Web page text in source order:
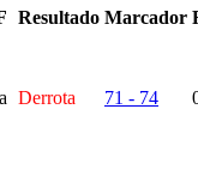
Resultado Marcador
Derrota 71 - 74